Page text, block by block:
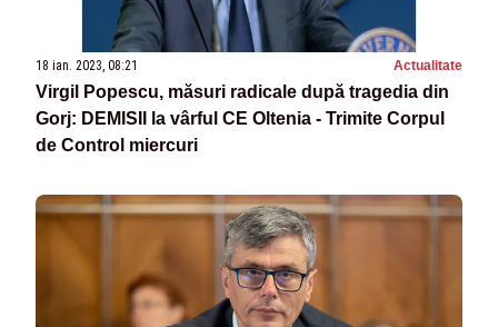
18 ian. 2023, 08:21 Actualitate
Virgil Popescu, măsuri radicale după tragedia din
Gorj: DEMISII la vârful CE Oltenia - Trimite Corpul
de Control miercuri